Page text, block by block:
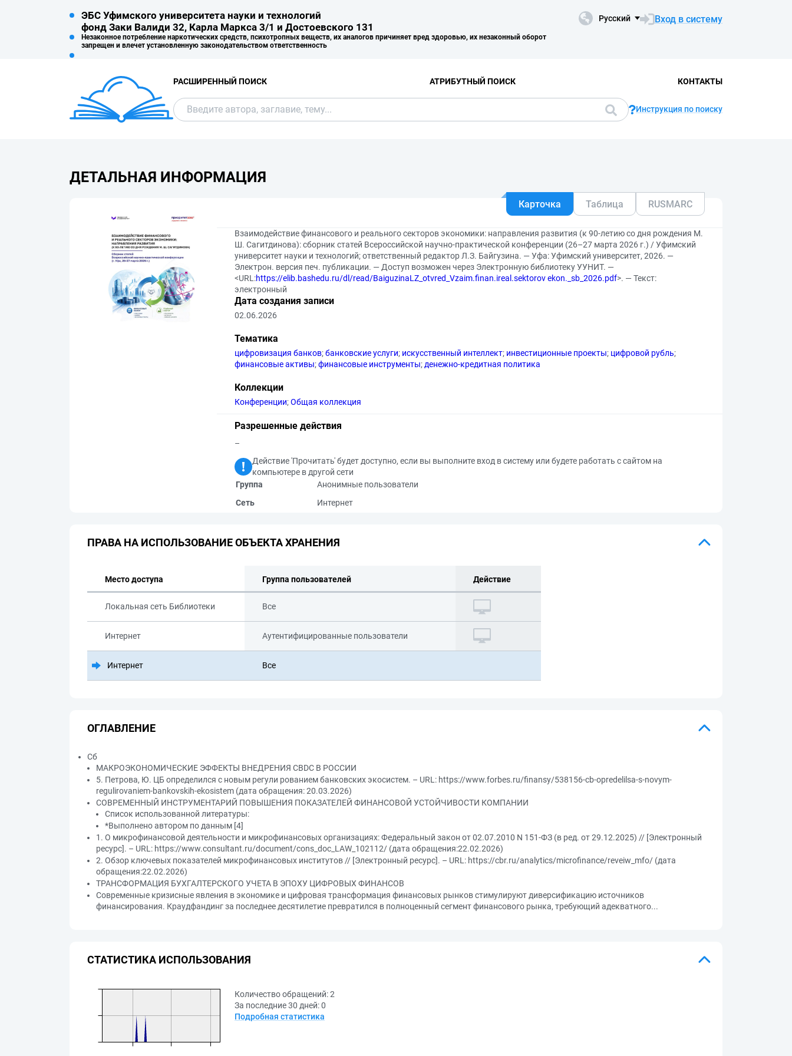
ЭБС Уфимского университета науки и технологий
фонд Заки Валиди 32, Карла Маркса 3/1 и Достоевского 131
Незаконное потребление наркотических средств, психотропных веществ, их аналогов причиняет вред здоровью, их незаконный оборот
запрещен и влечет установленную законодательством ответственность
Русский Вход в систему
РАСШИРЕННЫЙ ПОИСК АТРИБУТНЫЙ ПОИСК КОНТАКТЫ
Инструкция по поиску
ДЕТАЛЬНАЯ ИНФОРМАЦИЯ
Карточка Таблица RUSMARC
Взаимодействие финансового и реального секторов экономики: направления развития (к 90-летию со дня рождения М.
Ш. Сагитдинова): сборник статей Всероссийской научно-практической конференции (26–27 марта 2026 г.) / Уфимский
университет науки и технологий; ответственный редактор Л.З. Байгузина. — Уфа: Уфимский университет, 2026. —
Электрон. версия печ. публикации. — Доступ возможен через Электронную библиотеку УУНИТ. —
<URL:https://elib.bashedu.ru/dl/read/BaiguzinaLZ_otvred_Vzaim.finan.ireal.sektorov ekon._sb_2026.pdf>. — Текст:
электронный
Дата создания записи
02.06.2026
Тематика
цифровизация банков;банковские услуги; искусственный интеллект; инвестиционные проекты; цифровой рубль;
финансовые активы;финансовые инструменты; денежно-кредитная политика
Коллекции
Конференции;Общая коллекция
Разрешенные действия
–
Действие 'Прочитать' будет доступно, если вы выполните вход в систему или будете работать с сайтом на
компьютере в другой сети
Группа
Анонимные пользователи
Сеть
Интернет
ПРАВА НА ИСПОЛЬЗОВАНИЕ ОБЪЕКТА ХРАНЕНИЯ
Место доступа Группа пользователей Действие
Локальная сеть Библиотеки Все
Интернет Аутентифицированные пользователи
Интернет Все
ОГЛАВЛЕНИЕ
Сб
МАКРОЭКОНОМИЧЕСКИЕ ЭФФЕКТЫ ВНЕДРЕНИЯ CBDC В РОССИИ
5. Петрова, Ю. ЦБ определился с новым регули рованием банковских экосистем. – URL: https://www.forbes.ru/finansy/538156-cb-opredelilsa-s-novym-
regulirovaniem-bankovskih-ekosistem (дата обращения: 20.03.2026)
СОВРЕМЕННЫЙ ИНСТРУМЕНТАРИЙ ПОВЫШЕНИЯ ПОКАЗАТЕЛЕЙ ФИНАНСОВОЙ УСТОЙЧИВОСТИ КОМПАНИИ
Список использованной литературы:
*Выполнено автором по данным [4]
1. О микрофинансовой деятельности и микрофинансовых организациях: Федеральный закон от 02.07.2010 N 151-ФЗ (в ред. от 29.12.2025) // [Электронный
ресурс]. – URL: https://www.consultant.ru/document/cons_doc_LAW_102112/ (дата обращения:22.02.2026)
2. Обзор ключевых показателей микрофинансовых институтов // [Электронный ресурс]. – URL: https://cbr.ru/analytics/microfinance/reveiw_mfo/ (дата
обращения:22.02.2026)
ТРАНСФОРМАЦИЯ БУХГАЛТЕРСКОГО УЧЕТА В ЭПОХУ ЦИФРОВЫХ ФИНАНСОВ
Современные кризисные явления в экономике и цифровая трансформация финансовых рынков стимулируют диверсификацию источников
финансирования. Краудфандинг за последнее десятилетие превратился в полноценный сегмент финансового рынка, требующий адекватного...
СТАТИСТИКА ИСПОЛЬЗОВАНИЯ
Количество обращений:2
За последние 30 дней:0
Подробная статистика